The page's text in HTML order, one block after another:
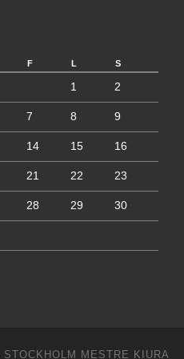
F L S
1 2
7 8 9
14 15 16
21 22 23
28 29 30
MESTRE KIURA